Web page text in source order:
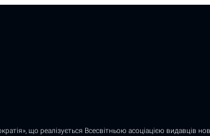
що реалізується Всесвітньою асоціацією видавців